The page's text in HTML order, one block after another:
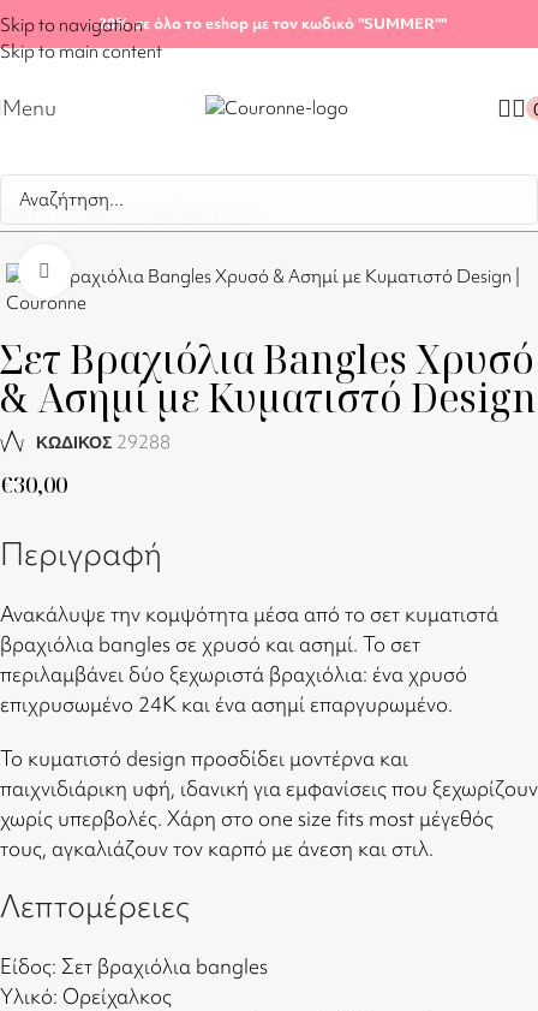
Skip to navigation
Skip to main content
-20%σε όλο το eshop με τον κωδικό "SUMMER""
Menu
Αρχική σελίδα
Click to enlarge
Σετ Βραχιόλια Bangles Χρυσό
& Ασημί με Κυματιστό Design
ΚΩΔΙΚΟΣ 29288
€30,00
Περιγραφή
Ανακάλυψε την κομψότητα μέσα από το σετ κυματιστά
βραχιόλια bangles σε χρυσό και ασημί. Το σετ
περιλαμβάνει δύο ξεχωριστά βραχιόλια: ένα χρυσό
επιχρυσωμένο 24Κ και ένα ασημί επαργυρωμένο.
Το κυματιστό design προσδίδει μοντέρνα και
παιχνιδιάρικη υφή, ιδανική για εμφανίσεις που ξεχωρίζουν
χωρίς υπερβολές. Χάρη στο one size fits most μέγεθός
τους, αγκαλιάζουν τον καρπό με άνεση και στιλ.
Λεπτομέρειες
Είδος: Σετ βραχιόλια bangles
Υλικό: Ορείχαλκος